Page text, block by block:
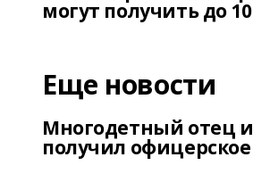
могут получить до
Еще новости
Многодетный отец
получил